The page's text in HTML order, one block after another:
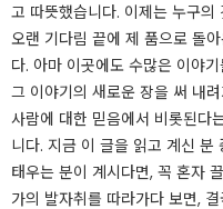
고 따뜻했습니다. ​​이제는 누구
오랜 기다림 끝에 제 품으로 돌
다. ​​아마 이곳에도 수많은 이야
그 이야기의 새로운 장을 써 내
사람에 대한 믿음에서 비롯된다
니다. ​​지금 이 글을 읽고 계신 분
태우는 분이 계시다면, 꼭 혼자
가의 발자취를 따라가다 보면,